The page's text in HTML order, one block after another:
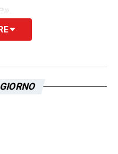
LAZIO –
Giocare